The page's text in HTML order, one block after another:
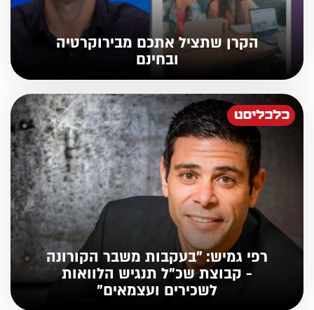
הקרן שתציל אתכם מבירוקרטיה
ובחינם
רפי גמיש: "בעקבות משבר הקורונה
- קבוצת שכ"ל תנגיש הלוואות
לשכירים ועצמאים"